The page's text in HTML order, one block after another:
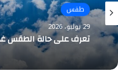
طقس
طقس
26 يوليو، 2026
تعرف على حالة الطقس